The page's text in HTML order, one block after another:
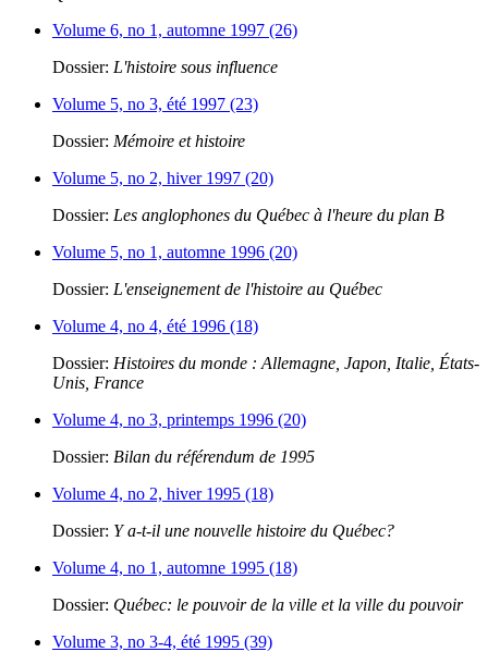
Volume 6, no 1, automne 1997 (26)
Dossier: L'histoire sous influence
Volume 5, no 3, été 1997 (23)
Dossier: Mémoire et histoire
Volume 5, no 2, hiver 1997 (20)
Dossier: Les anglophones du Québec à l'heure du plan B
Volume 5, no 1, automne 1996 (20)
Dossier: L'enseignement de l'histoire au Québec
Volume 4, no 4, été 1996 (18)
Dossier: Histoires du monde : Allemagne, Japon, Italie, États-
Unis, France
Volume 4, no 3, printemps 1996 (20)
Dossier: Bilan du référendum de 1995
Volume 4, no 2, hiver 1995 (18)
Dossier: Y a-t-il une nouvelle histoire du Québec?
Volume 4, no 1, automne 1995 (18)
Dossier: Québec: le pouvoir de la ville et la ville du pouvoir
Volume 3, no 3-4, été 1995 (39)